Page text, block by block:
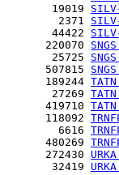
       19019
        2371
       44422
      220070
       25725
      507815
      189244
       27269
      419710
      118092
        6616
      480269
      272430
       32419